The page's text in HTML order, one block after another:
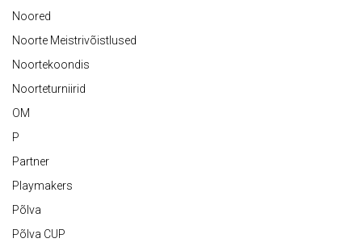
Noored
Noorte Meistrivõistlused
Noortekoondis
Noorteturniirid
OM
P
Partner
Playmakers
Põlva
Põlva CUP